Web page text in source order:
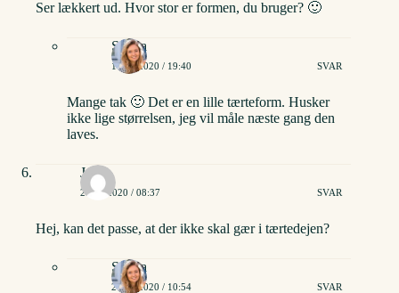
Ser lækkert ud. Hvor stor er formen, du bruger? 🙂
Stinna
10/06/2020 / 19:40 SVAR
Mange tak 🙂 Det er en lille tærteform. Husker
ikke lige størrelsen, jeg vil måle næste gang den
laves.
Julie
27/09/2020 / 08:37 SVAR
Hej, kan det passe, at der ikke skal gær i tærtedejen?
Stinna
27/09/2020 / 10:54 SVAR